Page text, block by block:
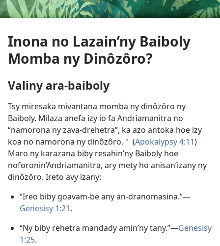
Inona no Lazain’ny Baiboly
Momba ny Dinôzôro?
Valiny ara-baiboly
Tsy miresaka mivantana momba ny dinôzôro ny
Baiboly. Milaza anefa izy io fa Andriamanitra no
“namorona ny zava-drehetra”, ka azo antoka hoe izy
koa no namorona ny dinôzôro. a (Apokalypsy 4:11)
Maro ny karazana biby resahin’ny Baiboly hoe
noforonin’Andriamanitra, ary mety ho anisan’izany ny
dinôzôro. Ireto avy izany:
“Ireo biby goavam-be any an-dranomasina.”—
Genesisy 1:21.
“Ny biby rehetra mandady amin’ny tany.”—Genesisy
1:25.